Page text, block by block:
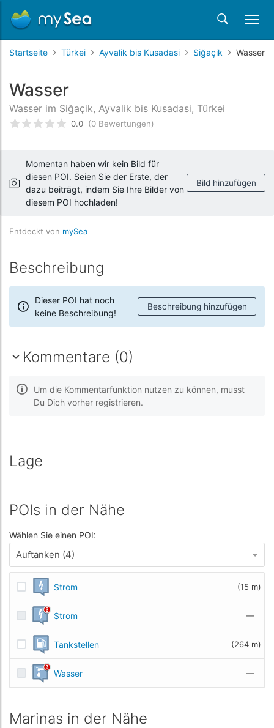
Startseite Türkei Ayvalik bis Kusadasi Siğaçik Wasser
Wasser
Wasser im Siğaçik, Ayvalik bis Kusadasi, Türkei
bewertet0 /5 beyogen auf
0.0 (0 Bewertungen)
Momentan haben wir kein Bild für
diesen POI. Seien Sie der Erste, der
dazu beiträgt, indem Sie Ihre Bilder von
diesem POI hochladen!
Bild hinzufügen
Entdeckt von mySea
Beschreibung
Dieser POI hat noch
keine Beschreibung!
Beschreibung hinzufügen
Kommentare (0)
Um die Kommentarfunktion nutzen zu können, musst
Du Dich vorher registrieren.
Lage
POIs in der Nähe
Wählen Sie einen POI:
Auftanken (4)
Strom (15 m)
Strom —
Tankstellen (264 m)
Wasser —
Marinas in der Nähe